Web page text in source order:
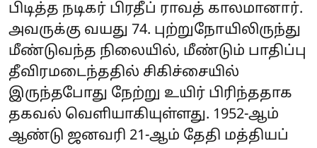
பிடித்த நடிகர் பிரதீப் ராவத் காலமானார்.
அவருக்கு வயது 74. புற்றுநோயிலிருந்து
மீண்டுவந்த நிலையில், மீண்டும் பாதிப்பு
தீவிரமடைந்ததில் சிகிச்சையில்
இருந்தபோது நேற்று உயிர் பிரிந்ததாக
தகவல் வெளியாகியுள்ளது. 1952-ஆம்
ஆண்டு ஜனவரி 21-ஆம் தேதி மத்தியப்